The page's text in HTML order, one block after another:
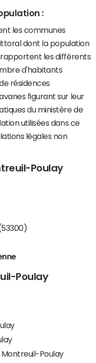
:
les communes
dont la population
les différents
d'habitants
résidences
figurant sur leur
du ministère de
utilisées dans ce
légales non
Poulay
Poulay
Poulay